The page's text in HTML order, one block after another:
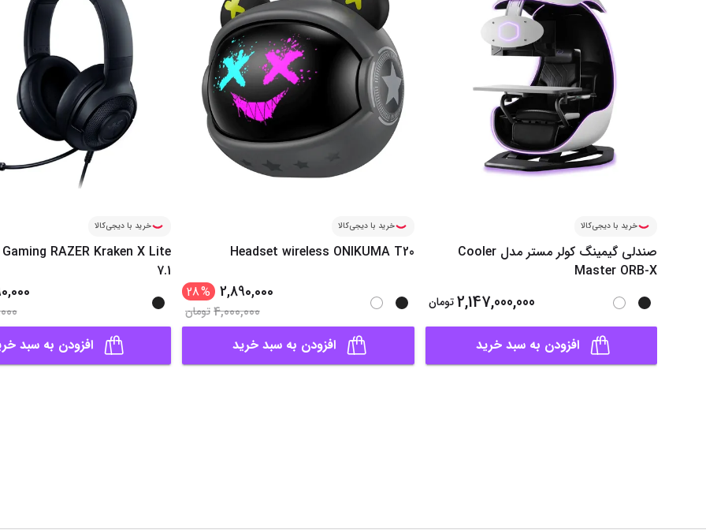
خرید با دیجی‌کالا
صندلی گیمینگ کولر مستر مدل Cooler
Master ORB-X
2,147,000,000 تومان
افزودن به سبد خرید
خرید با دیجی‌کالا
Headset wireless ONIKUMA T20
2,890,000
%
28
4,000,000تومان
افزودن به سبد خرید
خرید با دیجی‌کالا
RAZER Kraken X Lite
7.1
افزودن به سبد